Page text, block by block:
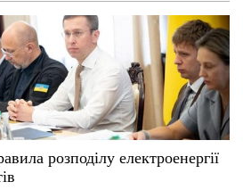
розподілу електроенергії